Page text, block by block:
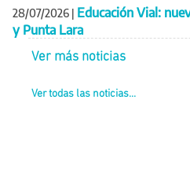
28/07/2026 | Educación Vial:
y Punta Lara
Ver más noticias
Ver todas las noticias...